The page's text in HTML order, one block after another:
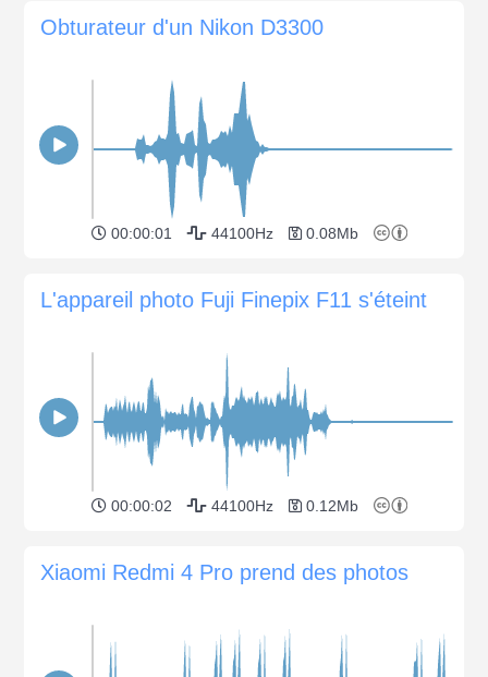
Obturateur d'un Nikon D3300
00:00:01 44100Hz 0.08Mb
L'appareil photo Fuji Finepix F11 s'éteint
00:00:02 44100Hz 0.12Mb
Xiaomi Redmi 4 Pro prend des photos